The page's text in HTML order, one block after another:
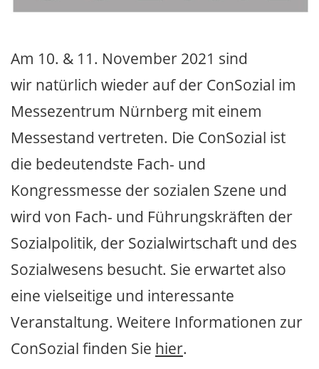
Am 10. & 11. November 2021 sind
wir natürlich wieder auf der ConSozial im
Messezentrum Nürnberg mit einem
Messestand vertreten. Die ConSozial ist
die bedeutendste Fach- und
Kongressmesse der sozialen Szene und
wird von Fach- und Führungskräften der
Sozialpolitik, der Sozialwirtschaft und des
Sozialwesens besucht. Sie erwartet also
eine vielseitige und interessante
Veranstaltung. Weitere Informationen zur
ConSozial finden Sie hier.